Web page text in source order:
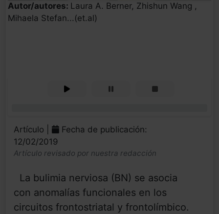
Autor/autores: Laura A. Berner, Zhishun Wang ,
Mihaela Stefan...(et.al)
Artículo |
Fecha de publicación:
12/02/2019
Artículo revisado por nuestra redacción
La bulimia nerviosa (BN) se asocia
con anomalías funcionales en los
circuitos frontostriatal y frontolímbico.